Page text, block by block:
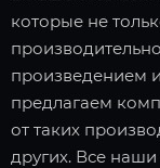
которые не
произведением
предлагаем
от таких
других. Все